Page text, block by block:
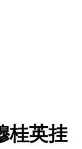
桂英挂